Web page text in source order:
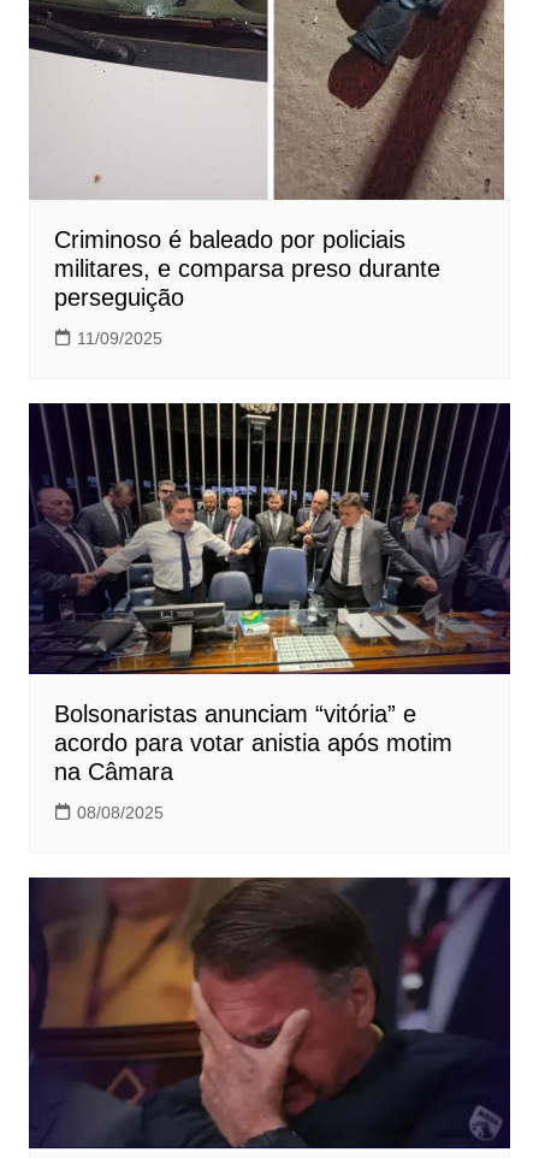
Criminoso é baleado por policiais
militares, e comparsa preso durante
perseguição
11/09/2025
Bolsonaristas anunciam “vitória” e
acordo para votar anistia após motim
na Câmara
08/08/2025